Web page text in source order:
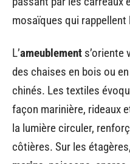
mosaïques qui
L’ameublement s’oriente
des chaises en bois ou
chinés. Les textiles
façon marinière, rideaux
la lumière circuler,
côtières. Sur les